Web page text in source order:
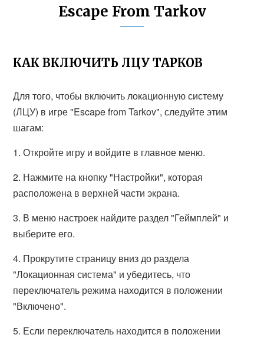
Escape From Tarkov
КАК ВКЛЮЧИТЬ ЛЦУ ТАРКОВ
Для того, чтобы включить локационную систему
(ЛЦУ) в игре "Escape from Tarkov", следуйте этим
шагам:
1. Откройте игру и войдите в главное меню.
2. Нажмите на кнопку "Настройки", которая
расположена в верхней части экрана.
3. В меню настроек найдите раздел "Геймплей" и
выберите его.
4. Прокрутите страницу вниз до раздела
"Локационная система" и убедитесь, что
переключатель режима находится в положении
"Включено".
5. Если переключатель находится в положении